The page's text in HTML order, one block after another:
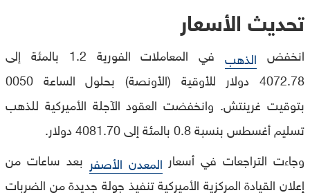
تحديث الأسعار
انخفض الذهب
في المعاملات الفورية 1.2 بالمئة إلى
4072.78 دولار للأوقية (الأونصة) بحلول الساعة 0050
بتوقيت غرينتش. وانخفضت العقود الآجلة الأميركية للذهب
تسليم أغسطس بنسبة 0.8 بالمئة إلى 4081.70 دولار.
وجاءت التراجعات في أسعار المعدن الأصفر بعد ساعات من
إعلان القيادة المركزية الأميركية تنفيذ جولة جديدة من الضربات